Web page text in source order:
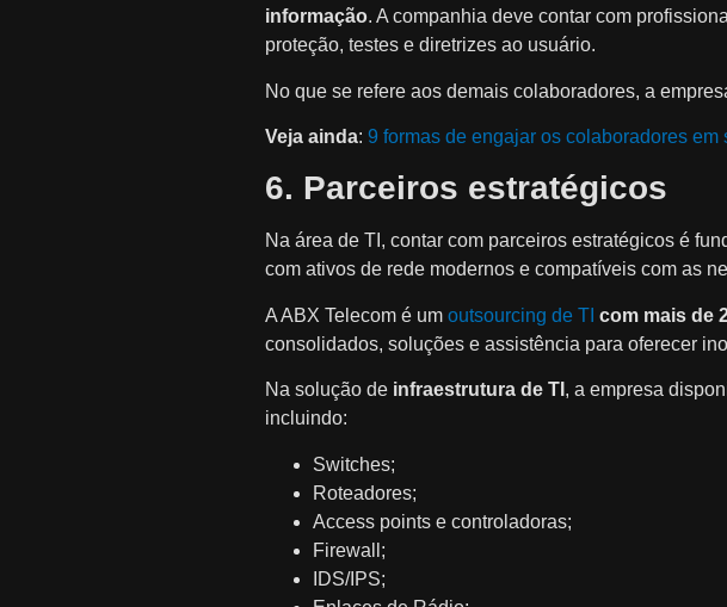
informação. A companhia deve contar com
proteção, testes e diretrizes ao usuário.
No que se refere aos demais colaboradores, a
Veja ainda: 9 formas de engajar os colaboradores em
6. Parceiros estratégicos
Na área de TI, contar com parceiros estratégicos é
com ativos de rede modernos e compatíveis com as
A ABX Telecom é um outsourcing de TI com mais de
consolidados, soluções e assistência para oferecer
Na solução de infraestrutura de TI , a empresa
incluindo:
Switches;
Roteadores;
Access points e controladoras;
Firewall;
IDS/IPS;